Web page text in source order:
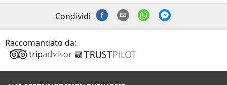
Condividi
Raccomandato da: